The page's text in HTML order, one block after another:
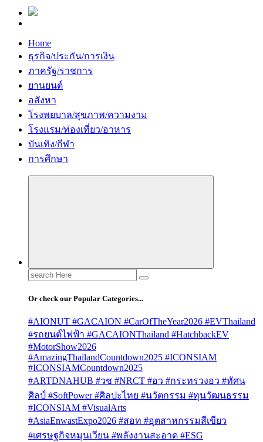
Home
ธุรกิจ/ประกัน/การเงิน
ภาครัฐ/ราชการ
ยานยนต์
อสังหา
โรงพยบาล/สุขภาพ/ความงาม
โรงแรม/ท่องเที่ยว/อาหาร
บันเทิง/กีฬา
การศึกษา
Search
for:
Or check our Popular Categories...
#AIONUT #GACAION #CarOfTheYear2026 #EVThailand
#รถยนต์ไฟฟ้า #GACAIONThailand #HatchbackEV
#MotorShow2026
#AmazingThailandCountdown2025 #ICONSIAM
#ICONSIAMCountdown2025
#ARTDNAHUB #วช #NRCT #อว #กระทรวงอว #ทัศน
ศิลป์ #SoftPower #ศิลปะไทย #นวัตกรรม #ทุนวัฒนธรรม
#ICONSIAM #VisualArts
#AsiaEnwastExpo2026 #สอท #อุตสาหกรรมสีเขียว
#เศรษฐกิจหมุนเวียน #พลังงานสะอาด #ESG